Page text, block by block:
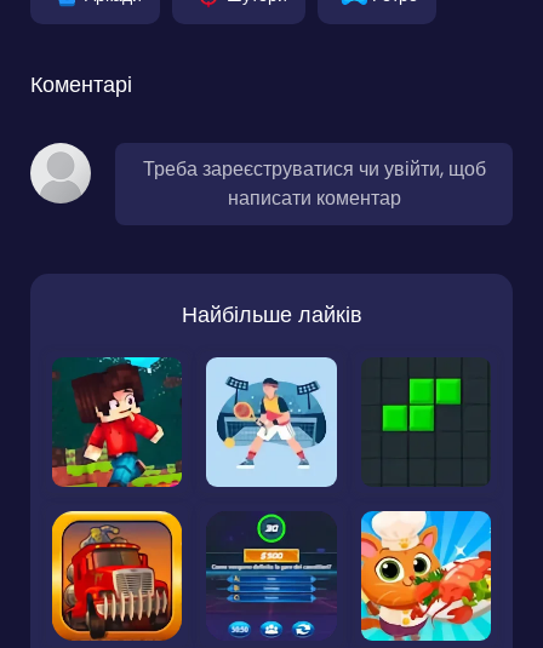
Коментарі
Треба зареєструватися чи увійти, щоб
написати коментар
Найбільше лайків